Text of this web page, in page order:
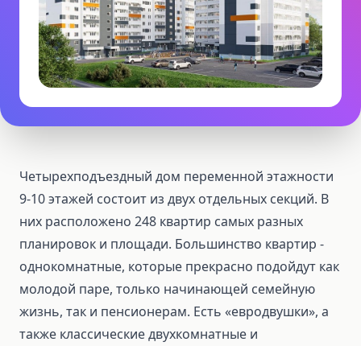
Четырехподъездный дом переменной этажности
9-10 этажей состоит из двух отдельных секций. В
них расположено 248 квартир самых разных
планировок и площади. Большинство квартир -
однокомнатные, которые прекрасно подойдут как
молодой паре, только начинающей семейную
жизнь, так и пенсионерам. Есть «евродвушки», а
также классические двухкомнатные и